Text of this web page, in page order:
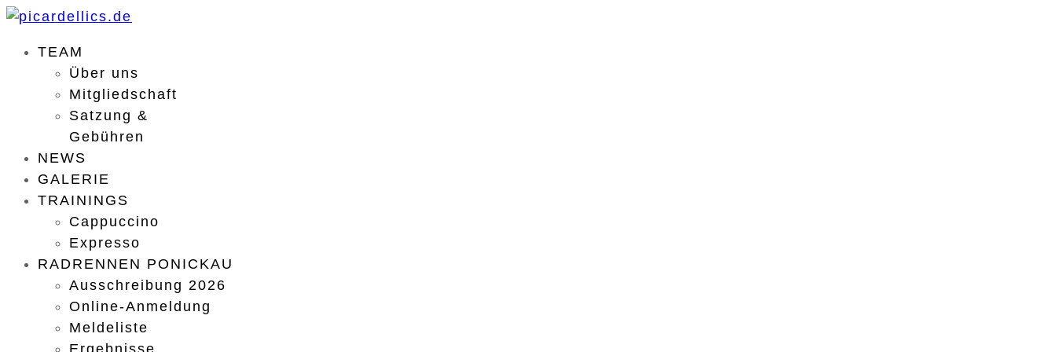
TEAM
Über uns
Mitgliedschaft
Satzung &
Gebühren
NEWS
GALERIE
TRAININGS
Cappuccino
Expresso
RADRENNEN PONICKAU
Ausschreibung 2026
Online-Anmeldung
Meldeliste
Ergebnisse